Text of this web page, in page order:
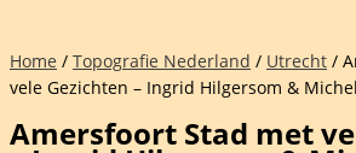
Home / Topografie Nederland / Utrecht /
vele Gezichten – Ingrid Hilgersom &
Amersfoort Stad met